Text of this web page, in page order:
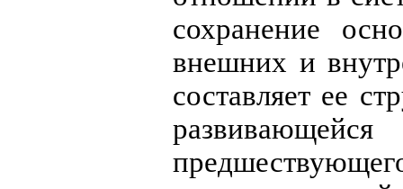
сохранение
внешних и
составляет ее
развивающейся